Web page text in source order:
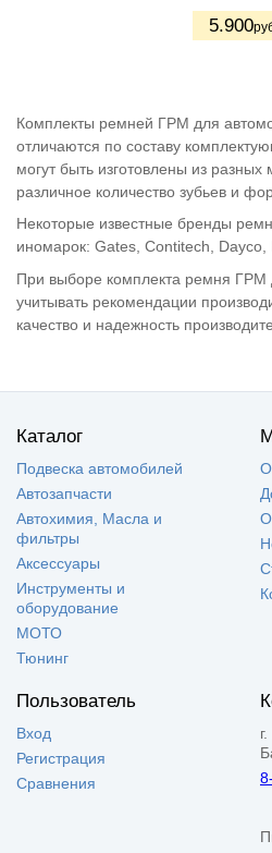
5.900
Комплекты ремней ГРМ для
отличаются по составу
могут быть изготовлены из
различное количество зубьев и
Некоторые известные бренды
иномарок: Gates, Contitech, Dayco,
При выборе комплекта ремня ГРМ
учитывать рекомендации
качество и надежность
Каталог
Подвеска автомобилей
Автозапчасти
Автохимия, Масла и
фильтры
Аксессуары
Инструменты и
оборудование
МОТО
Тюнинг
О
Пользователь
Вход
Регистрация
Сравнения